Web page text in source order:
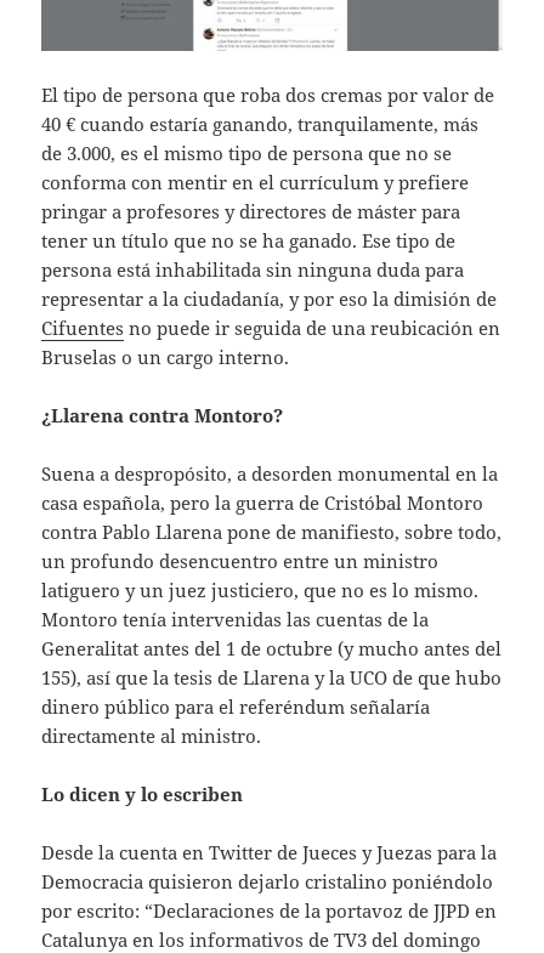
El tipo de persona que roba dos cremas por valor de
40 € cuando estaría ganando, tranquilamente, más
de 3.000, es el mismo tipo de persona que no se
conforma con mentir en el currículum y prefiere
pringar a profesores y directores de máster para
tener un título que no se ha ganado. Ese tipo de
persona está inhabilitada sin ninguna duda para
representar a la ciudadanía, y por eso la dimisión de
Cifuentes no puede ir seguida de una reubicación en
Bruselas o un cargo interno.
¿Llarena contra Montoro?
Suena a despropósito, a desorden monumental en la
casa española, pero la guerra de Cristóbal Montoro
contra Pablo Llarena pone de manifiesto, sobre todo,
un profundo desencuentro entre un ministro
latiguero y un juez justiciero, que no es lo mismo.
Montoro tenía intervenidas las cuentas de la
Generalitat antes del 1 de octubre (y mucho antes del
155), así que la tesis de Llarena y la UCO de que hubo
dinero público para el referéndum señalaría
directamente al ministro.
Lo dicen y lo escriben
Desde la cuenta en Twitter de Jueces y Juezas para la
Democracia quisieron dejarlo cristalino poniéndolo
por escrito: “Declaraciones de la portavoz de JJPD en
Catalunya en los informativos de TV3 del domingo